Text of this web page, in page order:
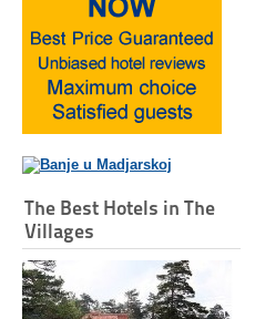
The Best Hotels in The
Villages